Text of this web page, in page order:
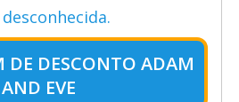
DE DESCONTO ADAM
AND EVE